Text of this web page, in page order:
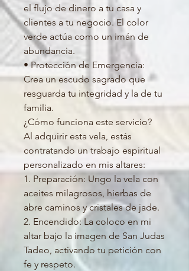
el flujo de dinero a tu casa y
clientes a tu negocio. El color
verde actúa como un imán de
abundancia.
• Protección de Emergencia:
Crea un escudo sagrado que
resguarda tu integridad y la de tu
familia.
¿Cómo funciona este servicio?
Al adquirir esta vela, estás
contratando un trabajo espiritual
personalizado en mis altares:
1. Preparación: Ungo la vela con
aceites milagrosos, hierbas de
abre caminos y cristales de jade.
2. Encendido: La coloco en mi
altar bajo la imagen de San Judas
Tadeo, activando tu petición con
fe y respeto.